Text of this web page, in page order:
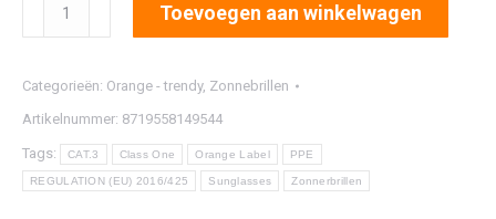
aantal
Toevoegen aan winkelwagen
Categorieën: Orange - trendy, Zonnebrillen
Artikelnummer: 8719558149544
Tags: CAT.3 Class One Orange Label PPE
REGULATION (EU) 2016/425 Sunglasses Zonnerbrillen